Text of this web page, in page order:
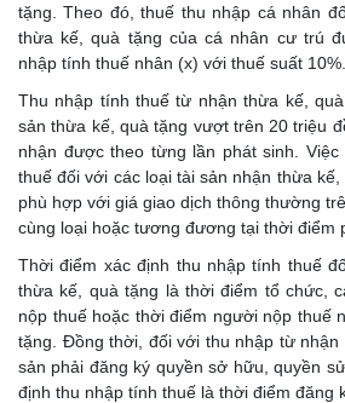
tặng. Theo đó, thuế thu nhập cá nhân
thừa kế, quà tặng của cá nhân cư trú
nhập tính thuế nhân (x) với thuế suất 10%.
Thu nhập tính thuế từ nhận thừa kế,
sản thừa kế, quà tặng vượt trên 20 triệu
nhận được theo từng lần phát sinh.
thuế đối với các loại tài sản nhận thừa
phù hợp với giá giao dịch thông thường
cùng loại hoặc tương đương tại thời điểm
Thời điểm xác định thu nhập tính thuế
thừa kế, quà tặng là thời điểm tổ chức,
nộp thuế hoặc thời điểm người nộp thuế
tặng. Đồng thời, đối với thu nhập từ
sản phải đăng ký quyền sở hữu, quyền
định thu nhập tính thuế là thời điểm đăng